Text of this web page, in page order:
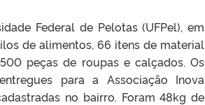
Federal de Pelotas (UFPel), em
de alimentos, 66 itens de material
peças de roupas e calçados. Os
para a Associação Inova
no bairro. Foram 48kg de